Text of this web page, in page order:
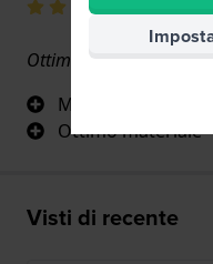
Ottima gomma e
Molto resistente
Ottimo materiale
Visti di recente